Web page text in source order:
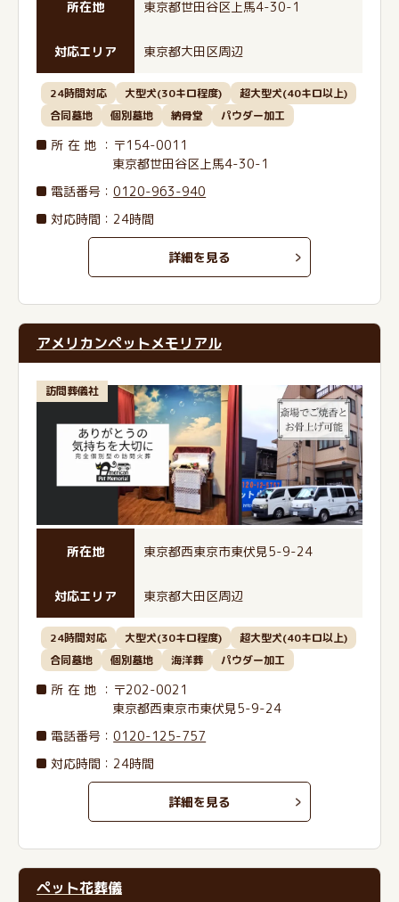
所在地 東京都世田谷区上馬4-30-1
対応エリア 東京都大田区周辺
24時間対応 大型犬(30キロ程度)
超大型犬(40キロ以上)
合同墓地
個別墓地 納骨堂 パウダー加工
所在地 ：〒154-0011
東京都世田谷区上馬4-30-1
電話番号 ：0120-963-940
対応時間：24時間
詳細を見る
アメリカンペットメモリアル
訪問葬儀社
所在地 東京都西東京市東伏見5-9-24
対応エリア 東京都大田区周辺
24時間対応 大型犬(30キロ程度)
超大型犬(40キロ以上)
合同墓地
個別墓地 海洋葬 パウダー加工
所在地 ：〒202-0021
東京都西東京市東伏見5-9-24
電話番号 ：0120-125-757
対応時間：24時間
詳細を見る
ペット花葬儀